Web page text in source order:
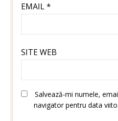
EMAIL*
SITE WEB
Salvează-mi numele,
navigator pentru data